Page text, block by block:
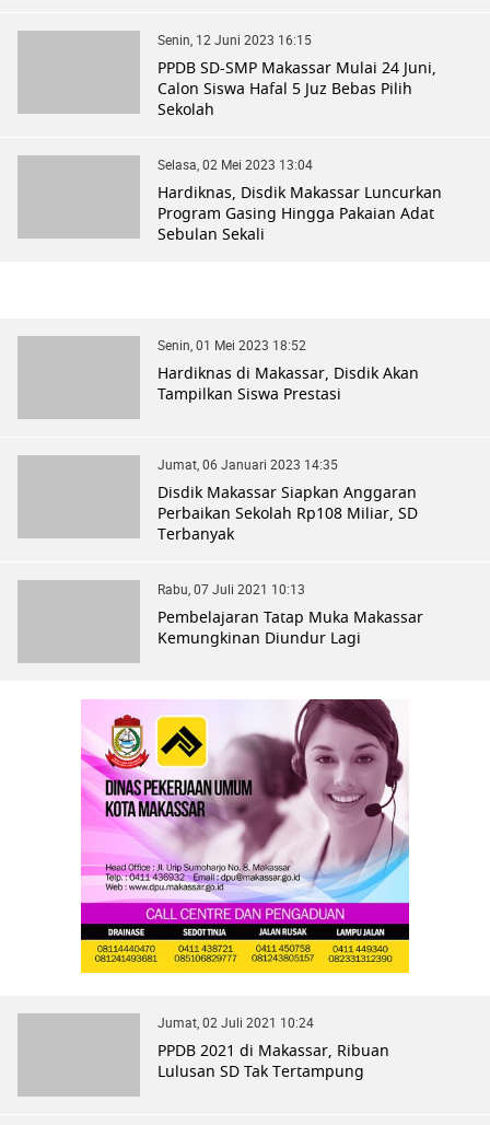
Senin, 12 Juni 2023 16:15
PPDB SD-SMP Makassar Mulai 24 Juni,
Calon Siswa Hafal 5 Juz Bebas Pilih
Sekolah
Selasa, 02 Mei 2023 13:04
Hardiknas, Disdik Makassar Luncurkan
Program Gasing Hingga Pakaian Adat
Sebulan Sekali
Senin, 01 Mei 2023 18:52
Hardiknas di Makassar, Disdik Akan
Tampilkan Siswa Prestasi
Jumat, 06 Januari 2023 14:35
Disdik Makassar Siapkan Anggaran
Perbaikan Sekolah Rp108 Miliar, SD
Terbanyak
Rabu, 07 Juli 2021 10:13
Pembelajaran Tatap Muka Makassar
Kemungkinan Diundur Lagi
Jumat, 02 Juli 2021 10:24
PPDB 2021 di Makassar, Ribuan
Lulusan SD Tak Tertampung